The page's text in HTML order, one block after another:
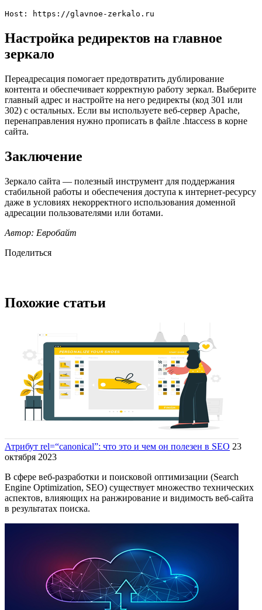
Host: https://glavnoe-zerkalo.ru
Настройка редиректов на главное
зеркало
Переадресация помогает предотвратить дублирование
контента и обеспечивает корректную работу зеркал. Выберите
главный адрес и настройте на него редиректы (код 301 или
302) с остальных. Если вы используете веб-сервер Apache,
перенаправления нужно прописать в файле .htaccess в корне
сайта.
Заключение
Зеркало сайта — полезный инструмент для поддержания
стабильной работы и обеспечения доступа к интернет-ресурсу
даже в условиях некорректного использования доменной
адресации пользователями или ботами.
Автор: Евробайт
Поделиться
Похожие статьи
Атрибут rel=“canonical”: что это и чем он полезен в SEO 23
октября 2023
В сфере веб-разработки и поисковой оптимизации (Search
Engine Optimization, SEO) существует множество технических
аспектов, влияющих на ранжирование и видимость веб-сайта
в результатах поиска.